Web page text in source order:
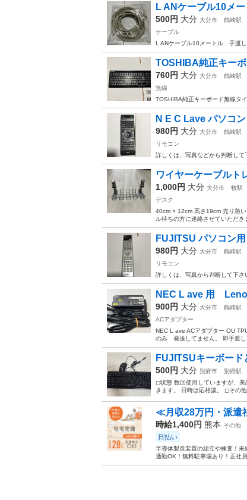
L ANケーブル10メ
500円 大分 大分市 鶴崎駅
ケーブル
L ANケーブル10メートル 手渡
TOSHIBA純正キー
760円 大分 大分市 鶴崎駅
無線
TOSHIBA純正キーボード無線
N E C Lave パソコ
980円 大分 大分市 鶴崎駅
リモコン
詳しくは、写真などから判断
ワイヤーケーブルト
1,000円 大分 大分市 牧駅
デスク
40cm × 12cm 高さ19cm 売り急
ル待ちの方に連絡させていただ
FUJITSU パソコン
980円 大分 大分市 鶴崎駅
リモコン
詳しくは、写真から判断して下さ
NEC L ave 用
900円 大分 大分市 鶴崎駅
ACアダプター
NEC L ave ACアダプター OU
のみ 発送してません。 即手渡し
FUJITSUキーボード
500円 大分 別府市 別府駅
◻︎状態 数回使用していますが、
きます。 日時は応相談。 ◻︎その
≪月収28万円・派遣
時給1,400円 熊本 その他
日払い
半導体製造装置の組立や検査！
通勤OK！無料駐車場あり！正社